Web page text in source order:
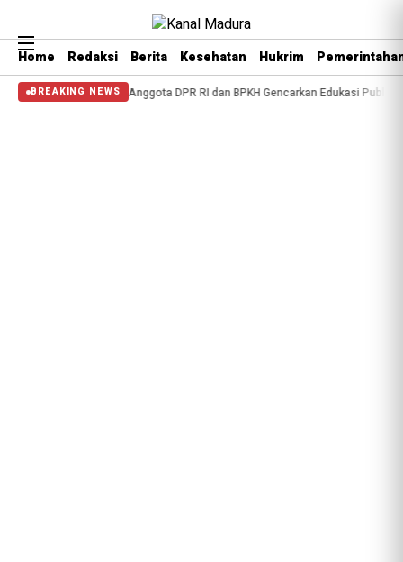
Home Redaksi Berita Kesehatan Hukrim
BREAKING NEWS
Anggota DPR RI dan BPKH Gencarkan Edukasi Publik di Madura”